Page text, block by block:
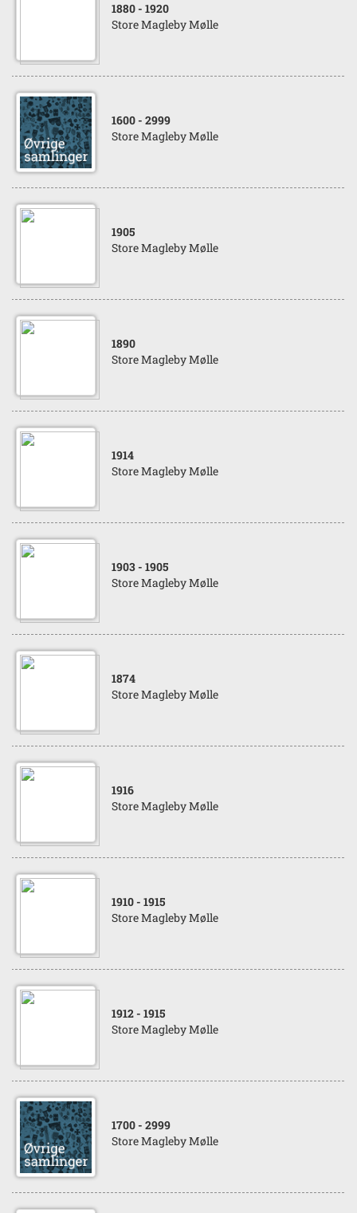
1880 - 1920
Store Magleby Mølle
1600 - 2999
Store Magleby Mølle
1905
Store Magleby Mølle
1890
Store Magleby Mølle
1914
Store Magleby Mølle
1903 - 1905
Store Magleby Mølle
1874
Store Magleby Mølle
1916
Store Magleby Mølle
1910 - 1915
Store Magleby Mølle
1912 - 1915
Store Magleby Mølle
1700 - 2999
Store Magleby Mølle